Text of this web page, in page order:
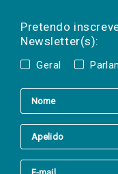
Pretendo
Newsletter(s):
Geral
a(s)
mail